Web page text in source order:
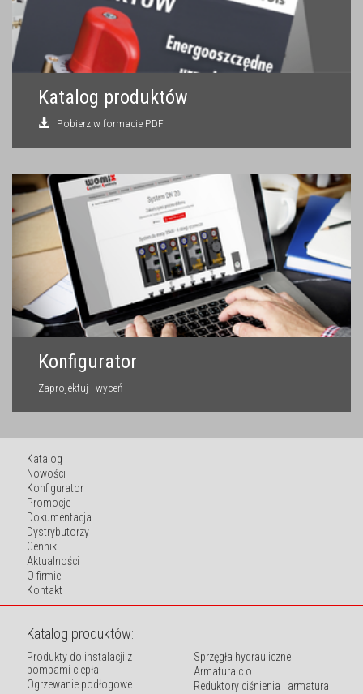
Katalog produktów
Pobierz w formacie PDF
Konfigurator
Zaprojektuj i wyceń
Katalog
Nowości
Konfigurator
Promocje
Dokumentacja
Dystrybutorzy
Cennik
Aktualności
O firmie
Kontakt
Katalog produktów:
Produkty do instalacji z
pompami ciepła
Ogrzewanie podłogowe
Sprzęgła hydrauliczne
Armatura c.o.
Reduktory ciśnienia i armatura